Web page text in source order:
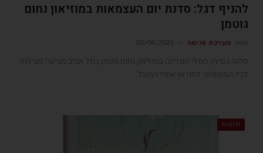
להניף דגל: סדנת יום העצמאות במוזיאון נחום
גוטמן
מערכת פנימה
סדנה בסימן סמלי המדינה במוזיאון נחום גוטמן בתל אביב מציעה פעילות
לכל המשפחה לפני או אחרי המנגל
תרבות